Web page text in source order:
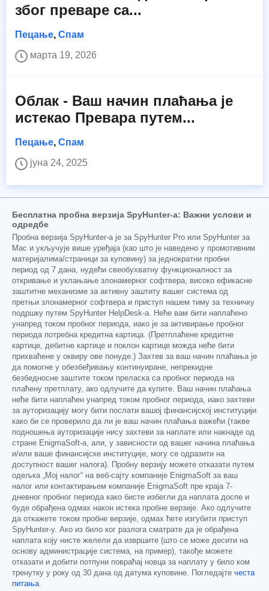
због преваре са...
Пецање, Спам
марта 19, 2026
Облак - Ваш начин плаћања је
истекао Превара путем...
Пецање, Спам
јуна 24, 2025
Бесплатна пробна верзија SpyHunter-а: Важни услови и
одредбе
Пробна верзија SpyHunter-а је за SpyHunter Pro или SpyHunter за
Mac и укључује више уређаја (као што је наведено у промотивним
материјалима/страници за куповину) за једнократни пробни
период од 7 дана, нудећи свеобухватну функционалност за
откривање и уклањање злонамерног софтвера, високо ефикасне
заштитне механизме за активну заштиту вашег система од
претњи злонамерног софтвера и приступ нашем тиму за техничку
подршку путем SpyHunter HelpDesk-а. Неће вам бити наплаћено
унапред током пробног периода, иако је за активирање пробног
периода потребна кредитна картица. (Претплаћене кредитне
картице, дебитне картице и поклон картице можда неће бити
прихваћене у оквиру ове понуде.) Захтев за ваш начин плаћања је
да помогне у обезбеђивању континуиране, непрекидне
безбедносне заштите током преласка са пробног периода на
плаћену претплату, ако одлучите да купите. Ваш начин плаћања
неће бити наплаћен унапред током пробног периода, иако захтеви
за ауторизацију могу бити послати вашој финансијској институцији
како би се проверило да ли је ваш начин плаћања важећи (такве
подношења ауторизације нису захтеви за наплате или накнаде од
стране EnigmaSoft-а, али, у зависности од вашег начина плаћања
и/или ваше финансијске институције, могу се одразити на
доступност вашег налога). Пробну верзију можете отказати путем
одељка „Мој налог“ на веб-сајту компаније EnigmaSoft за ваш
налог или контактирањем компаније EnigmaSoft пре краја 7-
дневног пробног периода како бисте избегли да наплата доспе и
буде обрађена одмах након истека пробне верзије. Ако одлучите
да откажете током пробне верзије, одмах ћете изгубити приступ
SpyHunter-у. Ако из било ког разлога сматрате да је обрађена
наплата коју нисте желели да извршите (што се може десити на
основу администрације система, на пример), такође можете
отказати и добити потпуни повраћај новца за наплату у било ком
тренутку у року од 30 дана од датума куповине. Погледајте честа
питања.